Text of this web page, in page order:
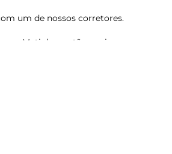
um de nossos corretores.
em Matinhos estão aqui.